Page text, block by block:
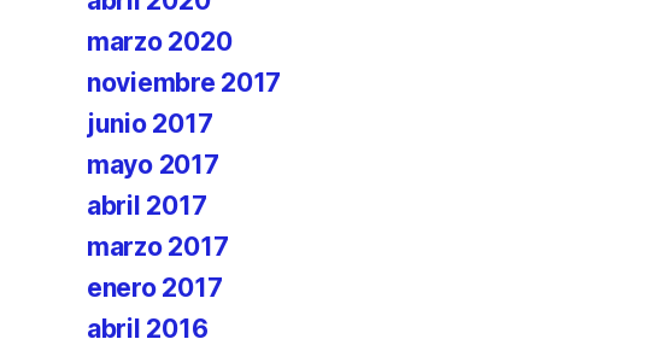
marzo 2020
noviembre 2017
junio 2017
mayo 2017
abril 2017
marzo 2017
enero 2017
abril 2016